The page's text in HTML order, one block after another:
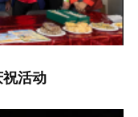
活动